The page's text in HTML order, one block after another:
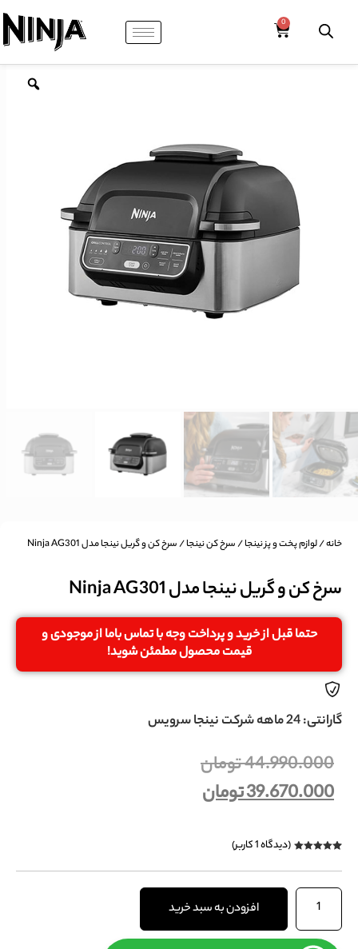
خانه/لوازم پخت و پز نینجا/سرخ کن نینجا/ سرخ کن و گریل نینجا مدل Ninja AG301
سرخ کن و گریل نینجا مدل Ninja AG301
حتما قبل از خرید و پرداخت وجه با تماس باما از موجودی و
قیمت محصول مطمئن شوید!
گارانتی: 24 ماهه شرکت نینجا سرویس
44.990.000تومان
39.670.000تومان
(دیدگاه1کاربر)
افزودن به سبد خرید